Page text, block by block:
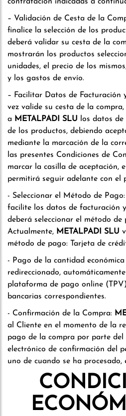
– Validación de Cesta de la
finalice la selección de los
deberá validar su cesta de la
mostrarán los productos
unidades, el precio de los
y los gastos de envío.
– Facilitar Datos de Facturación
vez valide su cesta de la
a METALPADI SLU los datos
de los productos, debiendo
mediante la marcación de la
las presentes Condiciones de
marcar la casilla de aceptación,
permitirá seguir adelante con el
- Seleccionar el Método de
facilite los datos de facturación
deberá seleccionar el método de
Actualmente, METALPADI SLU
método de pago: Tarjeta de
- Pago de la cantidad
redireccionado,
plataforma de pago online
bancarias correspondientes.
- Confirmación de la Compra:
al Cliente en el momento de la
pago de la compra por parte del
electrónico de confirmación del
uno de cuando se ha